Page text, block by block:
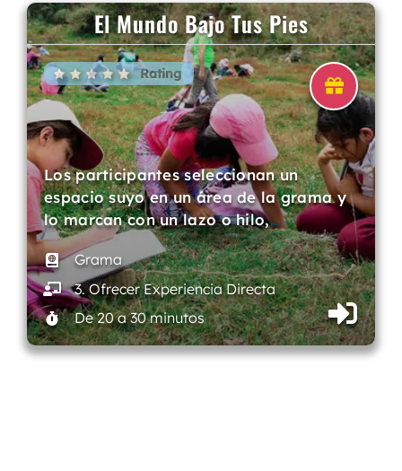
El Mundo Bajo Tus Pies
Rating
Los participantes seleccionan un
espacio suyo en un área de la grama y
lo marcan con un lazo o hilo,…
Grama
3. Ofrecer Experiencia Directa
De 20 a 30 minutos